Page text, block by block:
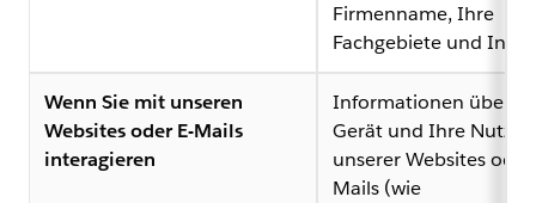
Firmenname, Ihre
Fachgebiete und
Wenn Sie mit unseren
Websites oder E-Mails
interagieren
Informationen über
Gerät und Ihre
unserer Websites oder
Mails (wie